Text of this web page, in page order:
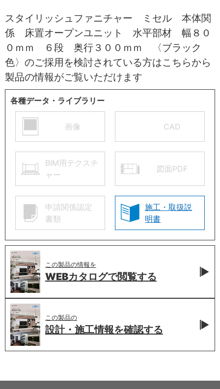
スタイリッシュファニチャー ミセル 本体関
係 床置オープンユニット 水平部材 幅８０
０ｍｍ ６段 奥行３００ｍｍ 〈ブラック
色〉のご採用を検討されている方はこちらから
製品の情報がご覧いただけます
各種データ・ライブラリー
画像 CAD
BIM用テクスチ
ャー
図面PDF
申請関係認定
書類
施工・取扱説
明書
この製品の情報を
WEBカタログで閲覧する
この製品の
設計・施工情報を確認する